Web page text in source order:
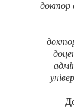
доктор